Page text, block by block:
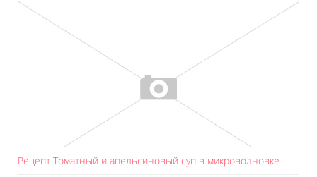
Рецепт Томатный и апельсиновый суп в микроволновке